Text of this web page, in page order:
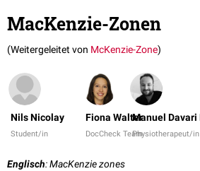
MacKenzie-Zonen
(Weitergeleitet von McKenzie-Zone)
Nils Nicolay
Student/in
Fiona Walter
DocCheck Team
Manuel
Physiotherapeut/in
Englisch: MacKenzie zones